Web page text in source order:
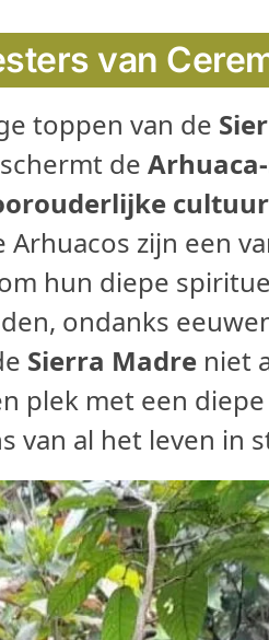
van
toppen van de
de
cultuur
Arhuacos zijn een
hun diepe
ondanks
Sierra Madre niet
plek met een
van al het leven in